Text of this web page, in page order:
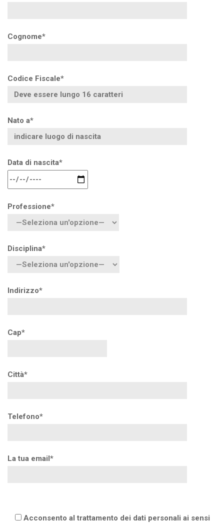
Cognome*
Codice Fiscale*
Nato a*
Data di nascita*
Professione*
Disciplina*
Indirizzo*
Cap*
Città*
Telefono*
La tua email*
Acconsento al trattamento dei dati personali ai sensi